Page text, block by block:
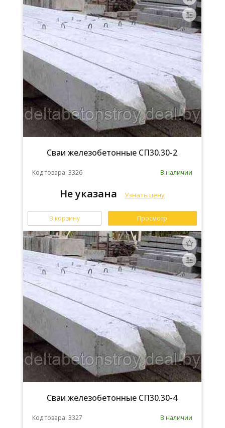
Сваи железобетонные СП30.30-2
Код товара: 3326 В наличии
Не указана Узнать цену
В корзину Просмотр
Сваи железобетонные СП30.30-4
Код товара: 3327 В наличии